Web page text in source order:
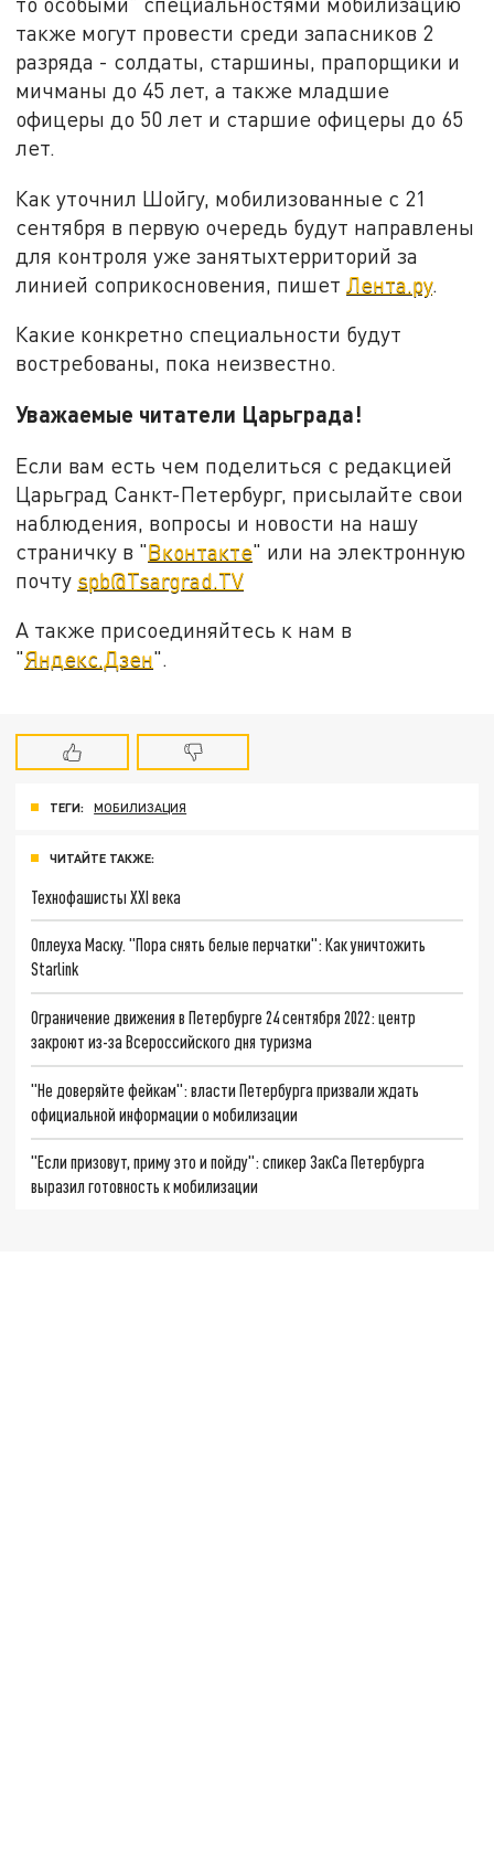
также могут провести среди запасников 2
разряда - солдаты, старшины, прапорщики и
мичманы до 45 лет, а также младшие
офицеры до 50 лет и старшие офицеры до 65
лет.
Как уточнил Шойгу, мобилизованные с 21
сентября в первую очередь будут направлены
для контроля уже занятыхтерриторий за
линией соприкосновения, пишет Лента.ру.
Какие конкретно специальности будут
востребованы, пока неизвестно.
Уважаемые читатели Царьграда!
Если вам есть чем поделиться с редакцией
Царьград Санкт-Петербург, присылайте свои
наблюдения, вопросы и новости на нашу
страничку в "Вконтакте" или на электронную
почту spb@Tsargrad.TV
А также присоединяйтесь к нам в
"Яндекс.Дзен".
ТЕГИ: МОБИЛИЗАЦИЯ
ЧИТАЙТЕ ТАКЖЕ:
Технофашисты XXI века
Оплеуха Маску. "Пора снять белые перчатки": Как уничтожить
Starlink
Ограничение движения в Петербурге 24 сентября 2022: центр
закроют из-за Всероссийского дня туризма
"Не доверяйте фейкам": власти Петербурга призвали ждать
официальной информации о мобилизации
"Если призовут, приму это и пойду": спикер ЗакСа Петербурга
выразил готовность к мобилизации